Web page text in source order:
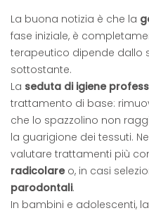
La buona notizia è che la
fase iniziale, è
terapeutico dipende dallo
sottostante.
La seduta di igiene
trattamento di base:
che lo spazzolino non
la guarigione dei tessuti.
valutare trattamenti più
radicolareo, in casi
parodontali.
In bambini e adolescenti,